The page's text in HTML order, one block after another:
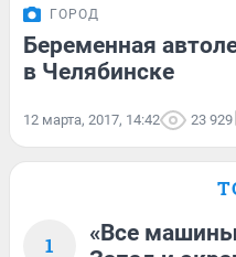
ГОРОД
Беременная
в Челябинске
12 марта, 2017, 14:42 23 929
1
«Все